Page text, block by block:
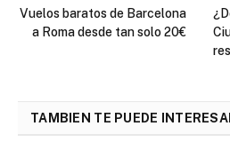
Vuelos baratos de Barcelona
a Roma desde tan solo 20€
TAMBIEN TE PUEDE